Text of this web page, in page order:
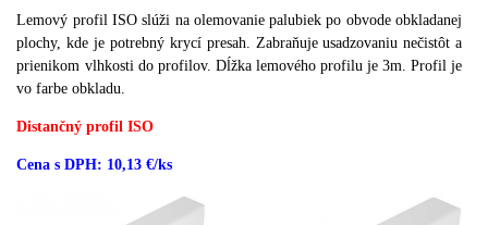
Lemový profil ISO slúži na olemovanie palubiek po obvode obkladanej
plochy, kde je potrebný krycí presah. Zabraňuje usadzovaniu nečistôt a
prienikom vlhkosti do profilov. Dĺžka lemového profilu je 3m. Profil je
vo farbe obkladu.
Distančný profil ISO
Cena s DPH: 10,13 €/ks